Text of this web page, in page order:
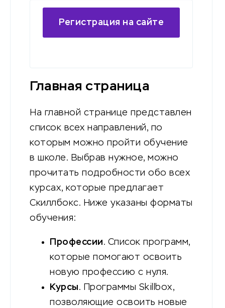
Регистрация на сайте
Главная страница
На главной странице представлен
список всех направлений, по
которым можно пройти обучение
в школе. Выбрав нужное, можно
прочитать подробности обо всех
курсах, которые предлагает
Скиллбокс. Ниже указаны форматы
обучения:
Профессии. Список программ,
которые помогают освоить
новую профессию с нуля.
Курсы. Программы Skillbox,
позволяющие освоить новые